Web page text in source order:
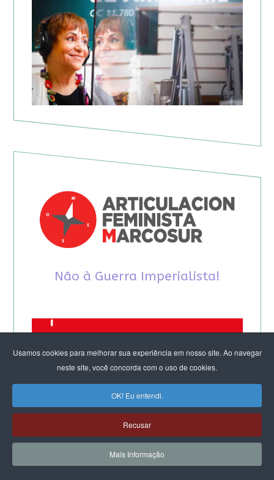
Usamos cookies para melhorar sua experiência em nosso site. Ao navegar
neste site, você concorda com o uso de cookies.
OK! Eu entendi.
Recusar
Mais Informação
Não à Guerra Imperialista!